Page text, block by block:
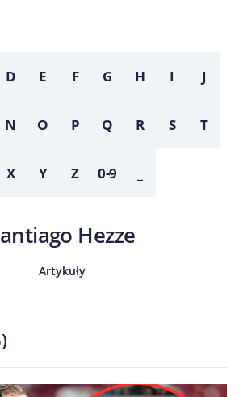
D E F G H I J
N O P Q R S T
X Y Z 0-9
Hezze
Artykuły
)